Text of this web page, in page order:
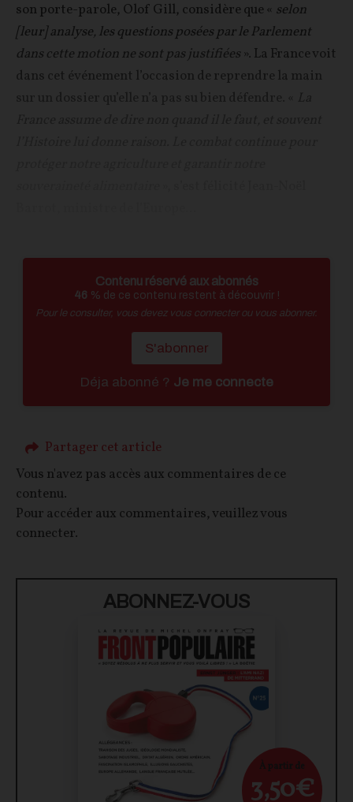
son porte-parole, Olof Gill, considère que « selon
[leur] analyse, les questions posées par le Parlement
dans cette motion ne sont pas justifiées ». La France voit
dans cet événement l’occasion de reprendre la main
Contenu réservé aux abonnés
46 % de ce contenu restent à découvrir !
Pour le consulter, vous devez vous connecter ou vous abonner.
S'abonner
Déja abonné ? Je me connecte
Partager cet article
Vous n'avez pas accès aux commentaires de ce
contenu.
Pour accéder aux commentaires, veuillez vous
connecter.
ABONNEZ-VOUS
À partir de
3,50€